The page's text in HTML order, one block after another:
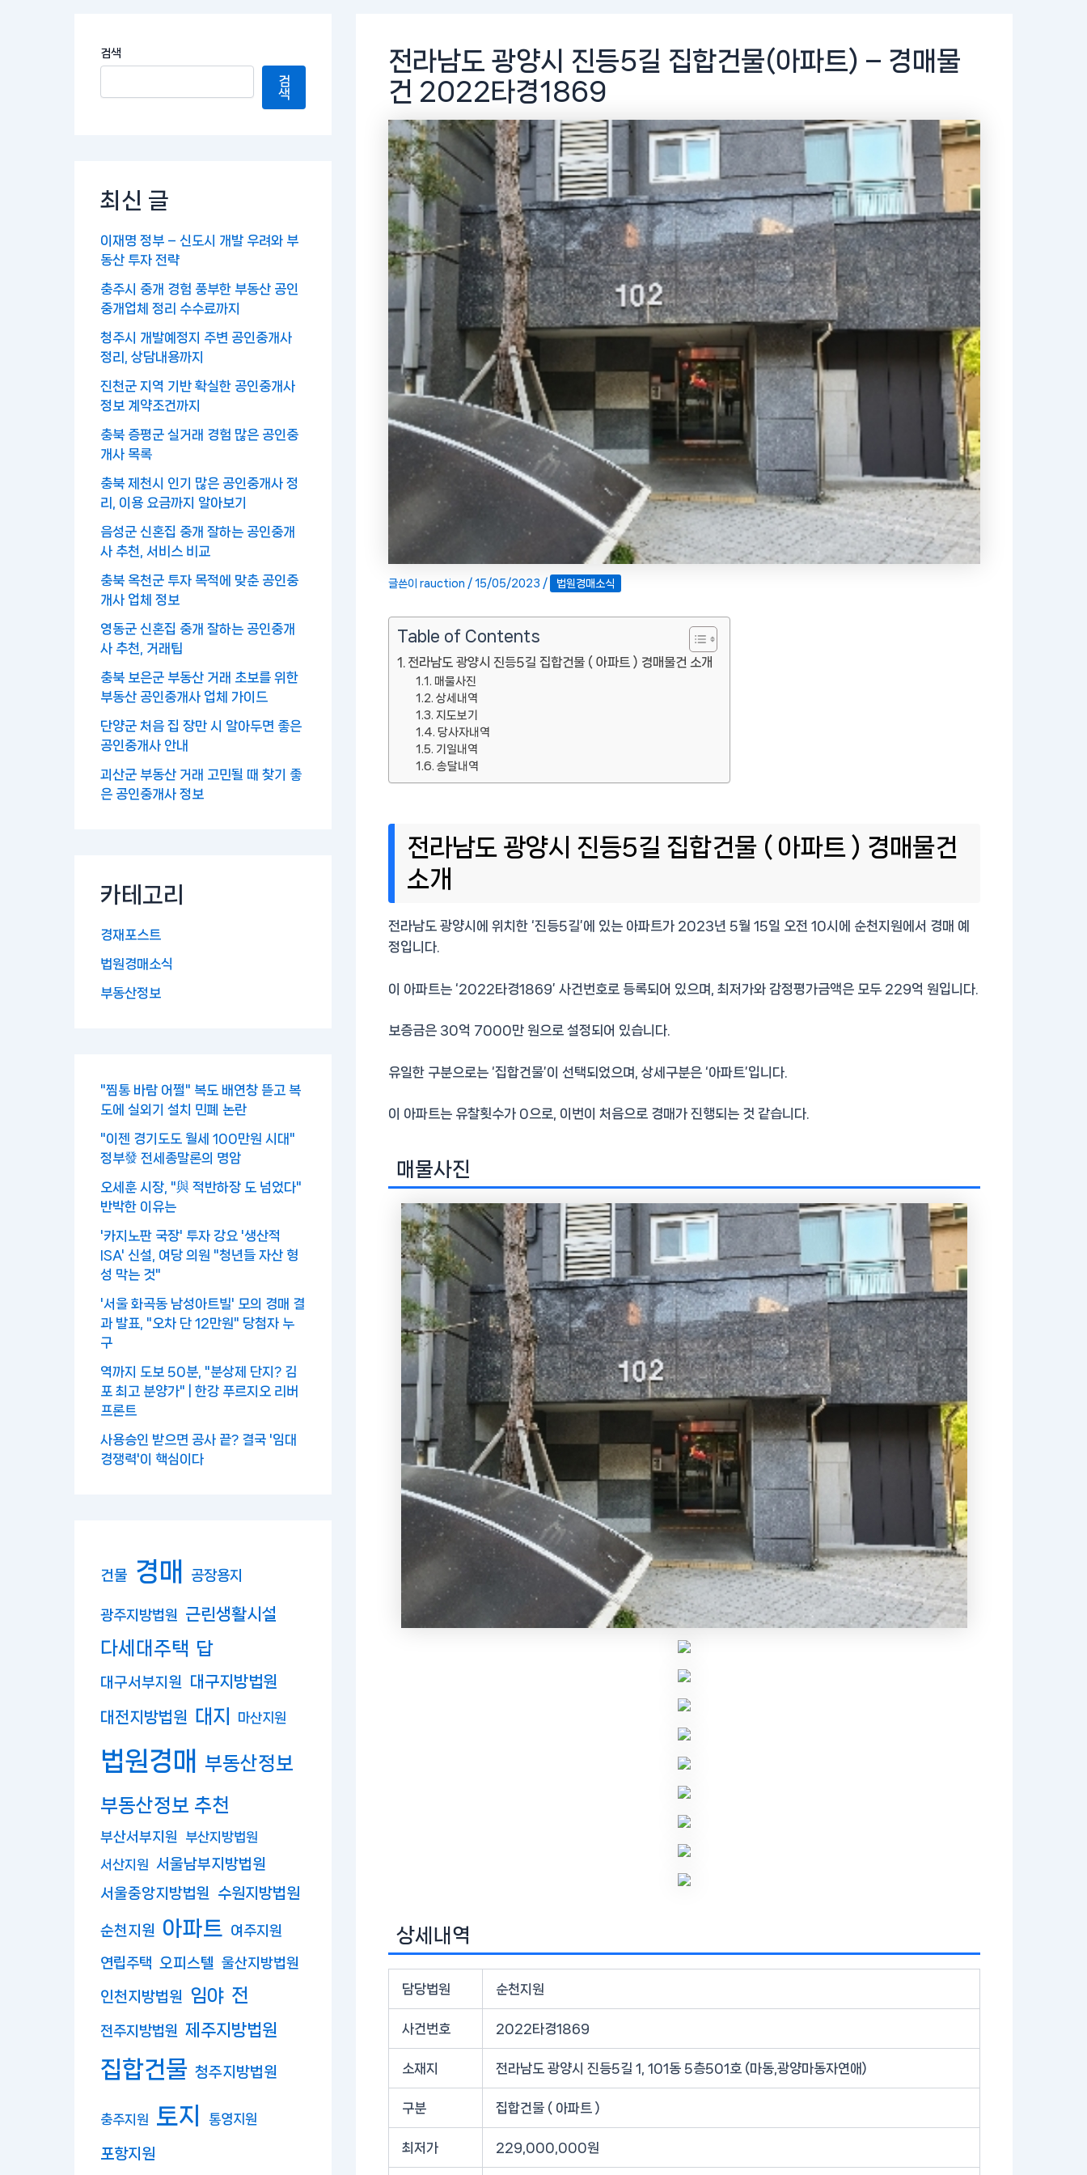
검색
검
색
최신 글
이재명 정부 – 신도시 개발 우려와 부
동산 투자 전략
충주시 중개 경험 풍부한 부동산 공인
중개업체 정리 수수료까지
청주시 개발예정지 주변 공인중개사
정리, 상담내용까지
진천군 지역 기반 확실한 공인중개사
정보 계약조건까지
충북 증평군 실거래 경험 많은 공인중
개사 목록
충북 제천시 인기 많은 공인중개사 정
리, 이용 요금까지 알아보기
음성군 신혼집 중개 잘하는 공인중개
사 추천, 서비스 비교
충북 옥천군 투자 목적에 맞춘 공인중
개사 업체 정보
영동군 신혼집 중개 잘하는 공인중개
사 추천, 거래팁
충북 보은군 부동산 거래 초보를 위한
부동산 공인중개사 업체 가이드
단양군 처음 집 장만 시 알아두면 좋은
공인중개사 안내
괴산군 부동산 거래 고민될 때 찾기 좋
은 공인중개사 정보
카테고리
경재포스트
법원경매소식
부동산정보
"찜통 바람 어쩔" 복도 배연창 뜯고 복
도에 실외기 설치 민폐 논란
"이젠 경기도도 월세 100만원 시대"
정부發 전세종말론의 명암
오세훈 시장, "與 적반하장 도 넘었다"
반박한 이유는
'카지노판 국장' 투자 강요 '생산적
ISA' 신설, 여당 의원 "청년들 자산 형
성 막는 것"
'서울 화곡동 남성아트빌' 모의 경매 결
과 발표, "오차 단 12만원" 당첨자 누
구
역까지 도보 50분, "분상제 단지? 김
포 최고 분양가" | 한강 푸르지오 리버
프론트
사용승인 받으면 공사 끝? 결국 '임대
경쟁력'이 핵심이다
건물 경매 공장용지
광주지방법원 근린생활시설
다세대주택 답
대구서부지원 대구지방법원
대전지방법원 대지 마산지원
법원경매
부동산정보
부동산정보 추천
부산서부지원
부산지방법원
서산지원 서울남부지방법원
서울중앙지방법원 수원지방법원
순천지원 아파트 여주지원
연립주택 오피스텔 울산지방법원
인천지방법원 임야 전
전주지방법원 제주지방법원
집합건물 청주지방법원
충주지원 토지 통영지원
포항지원
전라남도 광양시 진등5길 집합건물(아파트) – 경매물
건 2022타경1869
글쓴이 rauction / 15/05/2023 / 법원경매소식
Table of Contents
전라남도 광양시 진등5길 집합건물 ( 아파트 ) 경매물건 소개
매물사진
상세내역
지도보기
당사자내역
기일내역
송달내역
전라남도 광양시 진등5길 집합건물 ( 아파트 ) 경매물건
소개
전라남도 광양시에 위치한 ‘진등5길’에 있는 아파트가 2023년 5월 15일 오전 10시에 순천지원에서 경매 예
정입니다.
이 아파트는 ‘2022타경1869’ 사건번호로 등록되어 있으며, 최저가와 감정평가금액은 모두 229억 원입니다.
보증금은 30억 7000만 원으로 설정되어 있습니다.
유일한 구분으로는 ‘집합건물’이 선택되었으며, 상세구분은 ‘아파트’입니다.
이 아파트는 유찰횟수가 0으로, 이번이 처음으로 경매가 진행되는 것 같습니다.
매물사진
상세내역
담당법원 순천지원
사건번호 2022타경1869
소재지 전라남도 광양시 진등5길 1, 101동 5층501호 (마동,광양마동자연애)
구분 집합건물 ( 아파트 )
최저가 229,000,000원